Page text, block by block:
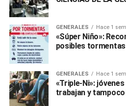
GENERALES Hace 1
«Súper Niño»:
posibles tormentas
GENERALES Hace 1
«Triple-Ni»:
trabajan y